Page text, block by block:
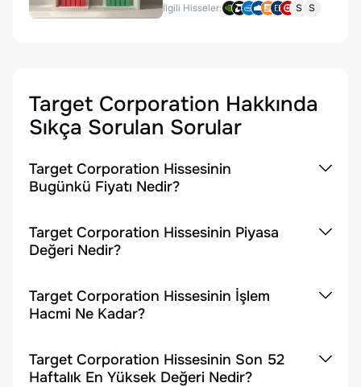
İlgili Hisseler: S S
Target Corporation Hakkında
Sıkça Sorulan Sorular
Target Corporation Hissesinin
Bugünkü Fiyatı Nedir?
Target Corporation Hissesinin Piyasa
Değeri Nedir?
Target Corporation Hissesinin İşlem
Hacmi Ne Kadar?
Target Corporation Hissesinin Son 52
Haftalık En Yüksek Değeri Nedir?